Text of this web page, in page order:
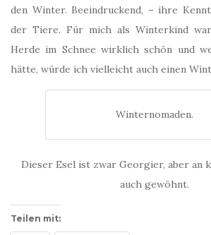
den Winter. Beeindruckend, – ihre
der Tiere. Für mich als Winterkind
Herde im Schnee wirklich schön und
hätte, würde ich vielleicht auch einen
Winternomaden.
Dieser Esel ist zwar Georgier, aber an
auch gewöhnt.
Teilen mit: